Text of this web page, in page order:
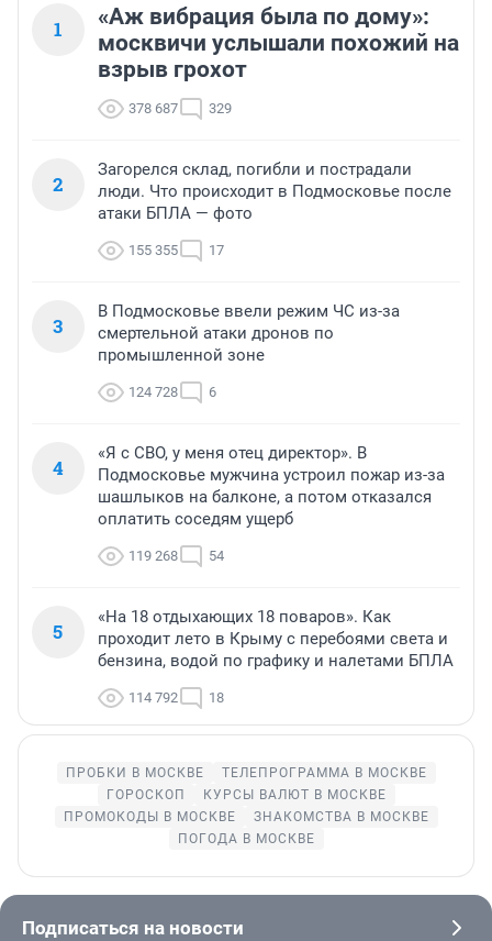
1
«Аж вибрация была по дому»:
москвичи услышали похожий на
взрыв грохот
378 687 329
2
Загорелся склад, погибли и пострадали
люди. Что происходит в Подмосковье после
атаки БПЛА — фото
155 355 17
3
В Подмосковье ввели режим ЧС из-за
смертельной атаки дронов по
промышленной зоне
124 728 6
4
«Я с СВО, у меня отец директор». В
Подмосковье мужчина устроил пожар из-за
шашлыков на балконе, а потом отказался
оплатить соседям ущерб
119 268 54
5
«На 18 отдыхающих 18 поваров». Как
проходит лето в Крыму с перебоями света и
бензина, водой по графику и налетами БПЛА
114 792 18
ПРОБКИ В МОСКВЕ
ТЕЛЕПРОГРАММА В МОСКВЕ
ГОРОСКОП
КУРСЫ ВАЛЮТ В МОСКВЕ
ПРОМОКОДЫ В МОСКВЕ
ЗНАКОМСТВА В МОСКВЕ
ПОГОДА В МОСКВЕ
Подписаться на новости